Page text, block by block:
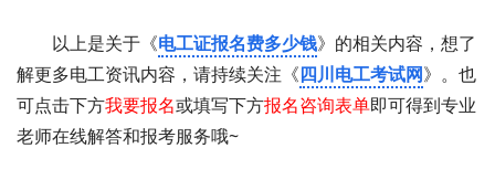
以上是关于《电工证报名费多少钱》的相关内容，想了
解更多电工资讯内容，请持续关注《四川电工考试网》。也
可点击下方我要报名或填写下方报名咨询表单即可得到专业
老师在线解答和报考服务哦~